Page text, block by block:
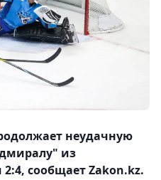
неудачную
из
сообщает Zakon.kz.